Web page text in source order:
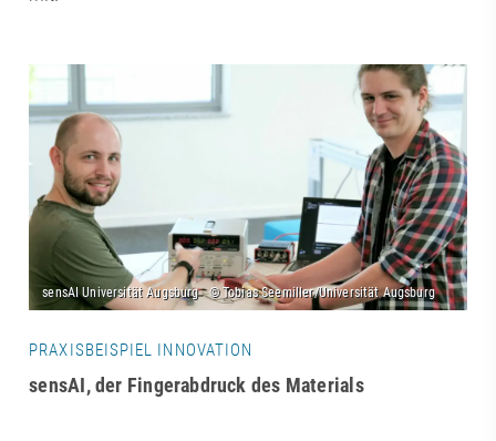
PRAXISBEISPIEL INNOVATION
sensAI, der Fingerabdruck des Materials